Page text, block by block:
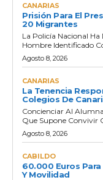
CANARIAS
Prisión Para El
20 Migrantes
La Policía Nacional
Hombre Identificado
Agosto 8, 2026
CANARIAS
La Tenencia
Colegios De
Concienciar Al
Que Supone Convivir
Agosto 8, 2026
CABILDO
60.000 Euros
Y Movilidad